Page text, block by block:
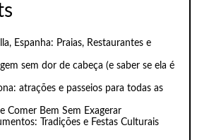
Espanha: Praias, Restaurantes e
sem dor de cabeça (e saber se ela é
atrações e passeios para todas as
Comer Bem Sem Exagerar
Tradições e Festas Culturais